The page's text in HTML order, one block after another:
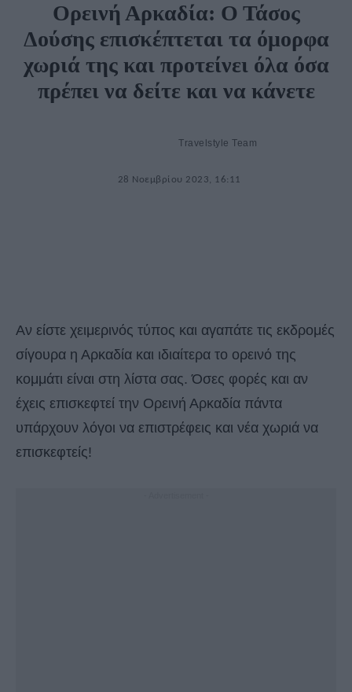
Ορεινή Αρκαδία: Ο Τάσος
Δούσης επισκέπτεται τα όμορφα
χωριά της και προτείνει όλα όσα
πρέπει να δείτε και να κάνετε
Travelstyle Team
28 Νοεμβρίου 2023, 16:11
Αν είστε χειμερινός τύπος και αγαπάτε τις εκδρομές
σίγουρα η Αρκαδία και ιδιαίτερα το ορεινό της
κομμάτι είναι στη λίστα σας. Όσες φορές και αν
έχεις επισκεφτεί την Ορεινή Αρκαδία πάντα
υπάρχουν λόγοι να επιστρέφεις και νέα χωριά να
επισκεφτείς!